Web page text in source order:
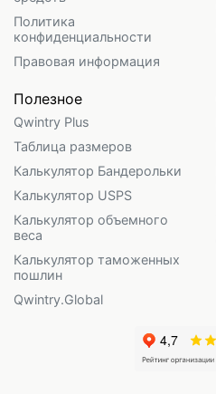
Политика
конфиденциальности
Правовая информация
Полезное
Qwintry Plus
Таблица размеров
Калькулятор Бандерольки
Калькулятор USPS
Калькулятор объемного
веса
Калькулятор таможенных
пошлин
Qwintry.Global